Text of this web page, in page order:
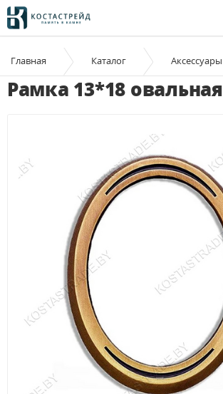
Главная Каталог Аксессуары
Рамка 13*18 овальная